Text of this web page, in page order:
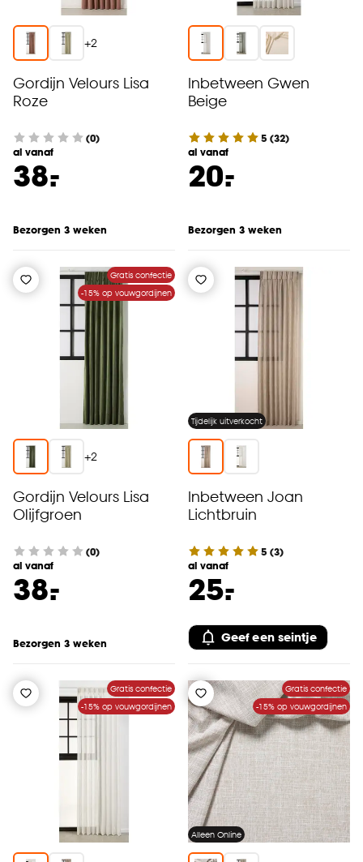
+2
Gordijn Velours Lisa
Roze
(0)
al vanaf
38.
-
Bezorgen 3 weken
Inbetween Gwen
Beige
5 (32)
al vanaf
20.
-
Bezorgen 3 weken
Gratis confectie
-15% op vouwgordijnen
+2
Gordijn Velours Lisa
Olijfgroen
(0)
al vanaf
38.
-
Bezorgen 3 weken
Tijdelijk uitverkocht
Inbetween Joan
Lichtbruin
5 (3)
al vanaf
25.
-
Geef een seintje
Gratis confectie
-15% op vouwgordijnen
Gratis confectie
-15% op vouwgordijnen
Alleen Online